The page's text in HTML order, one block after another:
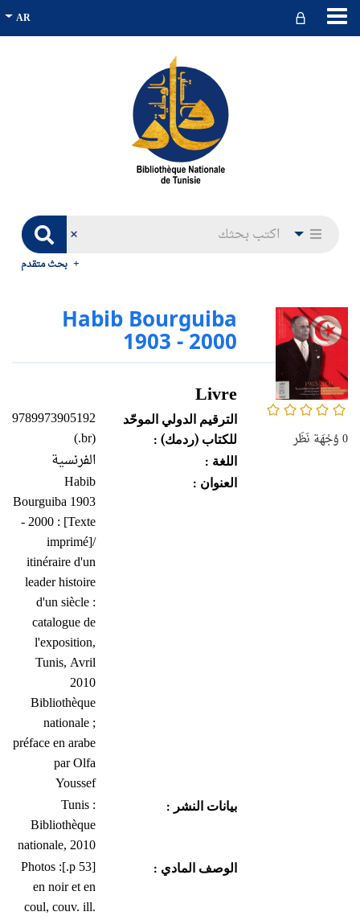
بحث متقدم
0/5
0وُجْهَة نَظَر
Habib Bourguiba
1903 - 2000
Livre
الترقيم الدولي الموحّد
للكتاب (ردمك) :
9789973905192
(br.)
اللغة : الفرنسية
العنوان :
Habib
Bourguiba 1903
- 2000 : [Texte
imprimé]/
itinéraire d'un
leader histoire
d'un siècle :
catalogue de
l'exposition,
Tunis, Avril
2010
Bibliothèque
nationale ;
préface en arabe
par Olfa
Youssef
بيانات النشر :
Tunis :
Bibliothèque
nationale, 2010
الوصف المادي :
[53 p.]: Photos
en noir et en
coul, couv. ill.